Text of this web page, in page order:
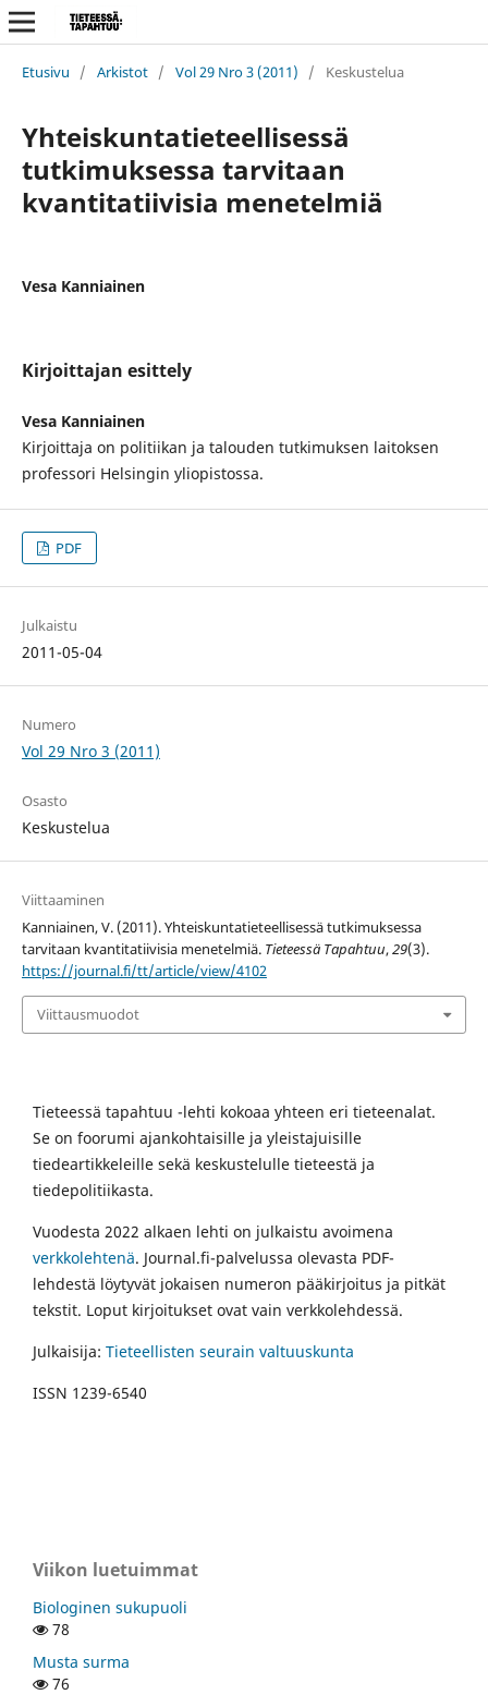
Etusivu / Arkistot / Vol 29 Nro 3 (2011) / Keskustelua
Yhteiskuntatieteellisessä
tutkimuksessa tarvitaan
kvantitatiivisia menetelmiä
Vesa Kanniainen
Kirjoittajan esittely
Vesa Kanniainen
Kirjoittaja on politiikan ja talouden tutkimuksen laitoksen
professori Helsingin yliopistossa.
PDF
Julkaistu
2011-05-04
Numero
Vol 29 Nro 3 (2011)
Osasto
Keskustelua
Viittaaminen
Kanniainen, V. (2011). Yhteiskuntatieteellisessä tutkimuksessa
tarvitaan kvantitatiivisia menetelmiä. Tieteessä Tapahtuu,29(3).
https://journal.fi/tt/article/view/4102
Viittausmuodot
Tieteessä tapahtuu -lehti kokoaa yhteen eri tieteenalat.
Se on foorumi ajankohtaisille ja yleistajuisille
tiedeartikkeleille sekä keskustelulle tieteestä ja
tiedepolitiikasta.
Vuodesta 2022 alkaen lehti on julkaistu avoimena
verkkolehtenä. Journal.fi-palvelussa olevasta PDF-
lehdestä löytyvät jokaisen numeron pääkirjoitus ja pitkät
tekstit. Loput kirjoitukset ovat vain verkkolehdessä.
Julkaisija: Tieteellisten seurain valtuuskunta
ISSN 1239-6540
Viikon luetuimmat
Biologinen sukupuoli
78
Musta surma
76